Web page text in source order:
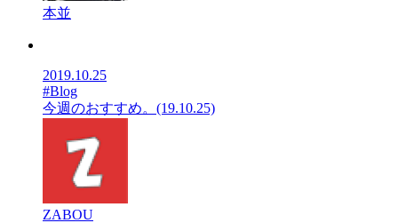
本並
2019.10.25
#Blog
今週のおすすめ。(19.10.25)
ZABOU